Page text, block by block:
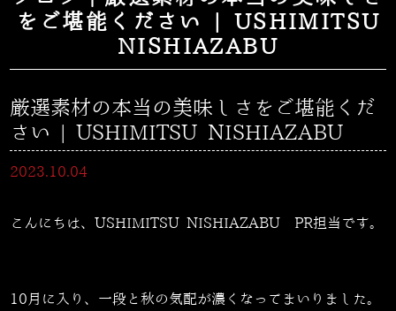
をご堪能ください | USHIMITSU
NISHIAZABU
厳選素材の本当の美味しさをご堪能くだ
さい | USHIMITSU NISHIAZABU
2023.10.04
こんにちは、USHIMITSU NISHIAZABU PR担当です。
10月に入り、一段と秋の気配が濃くなってまいりました。